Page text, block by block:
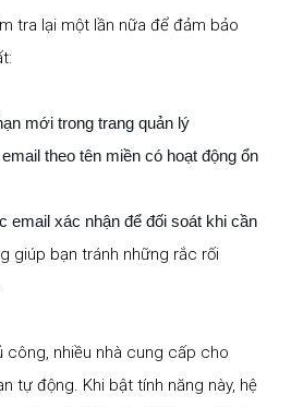
tra lại một lần nữa để đảm bảo
mới trong trang quản lý
theo tên miền có hoạt động ổn
email xác nhận để đối soát khi cần
giúp bạn tránh những rắc rối
công, nhiều nhà cung cấp cho
tự động. Khi bật tính năng này, hệ